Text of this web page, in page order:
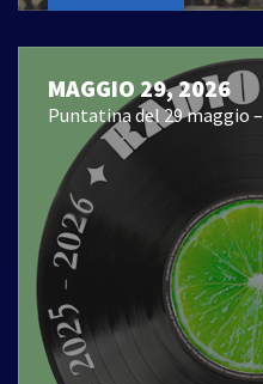
MAGGIO 29, 2026
Puntatina del 29 maggio